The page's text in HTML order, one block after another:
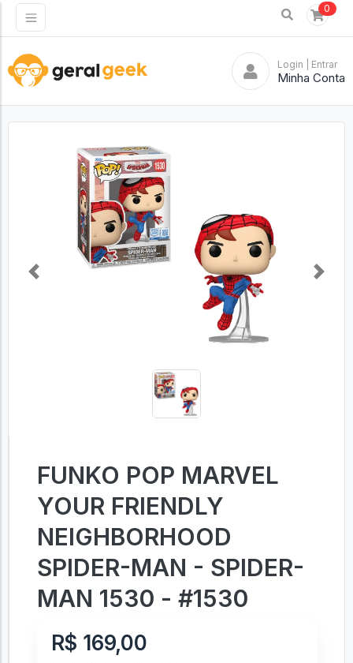
0
Login | Entrar
Minha Conta
Previous Next
FUNKO POP MARVEL
YOUR FRIENDLY
NEIGHBORHOOD
SPIDER-MAN - SPIDER-
MAN 1530 - #1530
R$ 169,00